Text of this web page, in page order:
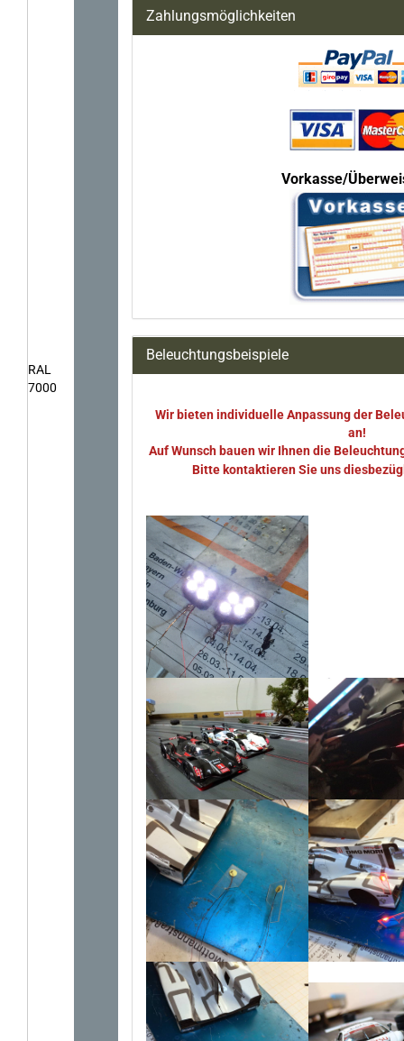
RAL
7000
Zahlungsmöglichkeiten
Vorkasse/
Beleuchtungsbeispiele
Wir bieten individuelle Anpassung der
an!
Auf Wunsch bauen wir Ihnen die
Bitte kontaktieren Sie uns